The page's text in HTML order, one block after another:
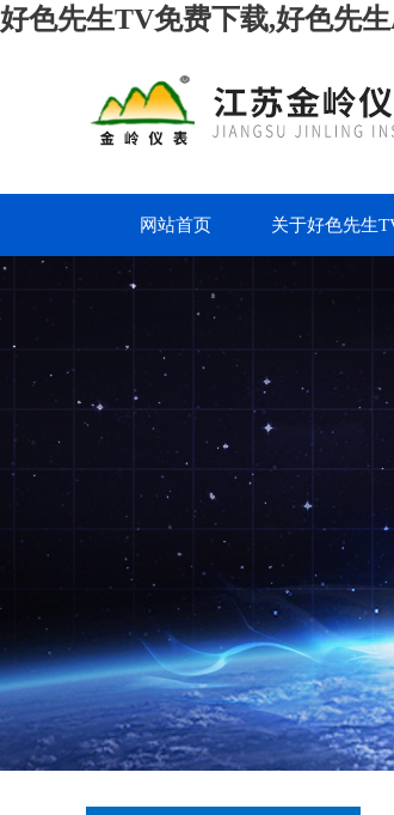
好色先生TV免费下载,好色先
网站首页 关于好色先生